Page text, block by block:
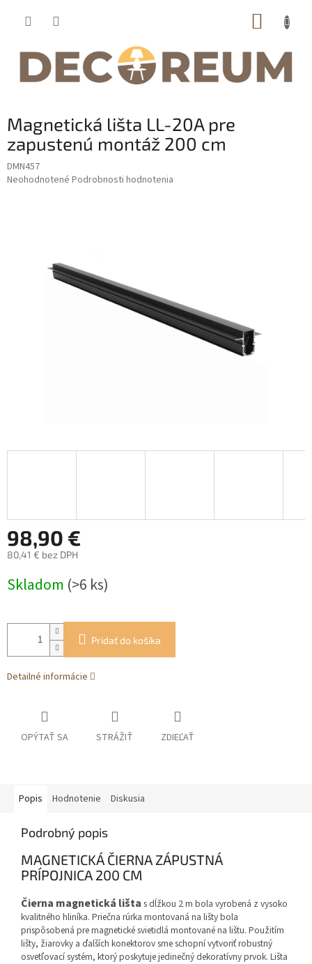
Magnetická lišta LL-20A pre
zapustenú montáž 200 cm
DMN457
Priemerné
hviezdičiek.
Neohodnotené Podrobnosti hodnotenia
98,90 €
80,41 € bez DPH
cena:
Skladom (>6 ks)
Pridať do košíka
Detailné informácie
OPÝTAŤ SA STRÁŽIŤ ZDIEĽAŤ
Popis Hodnotenie Diskusia
Podrobný popis
MAGNETICKÁ ČIERNA ZÁPUSTNÁ
PRÍPOJNICA 200 CM
Čierna magnetická lišta s dĺžkou 2 m bola vyrobená z vysoko
kvalitného hliníka. Priečna rúrka montovaná na lišty bola
prispôsobená pre magnetické svietidlá montované na lištu. Použitím
lišty, žiarovky a ďalších konektorov sme schopní vytvoriť robustný
osvetľovací systém, ktorý poskytuje jedinečný dekoratívny prvok. Lišta